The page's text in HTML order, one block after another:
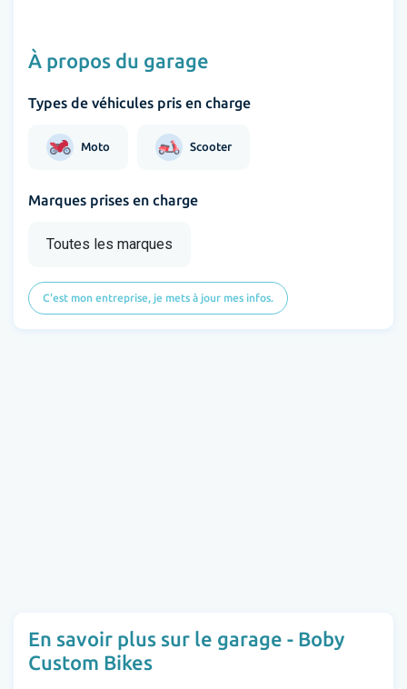
À propos du garage
Types de véhicules pris en charge
Moto Scooter
Marques prises en charge
Toutes les marques
C'est mon entreprise, je mets à jour mes infos.
En savoir plus sur le garage - Boby
Custom Bikes